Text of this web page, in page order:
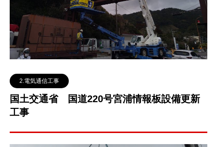
2.電気通信工事
国土交通省 国道220号宮浦情報板設備更新
工事